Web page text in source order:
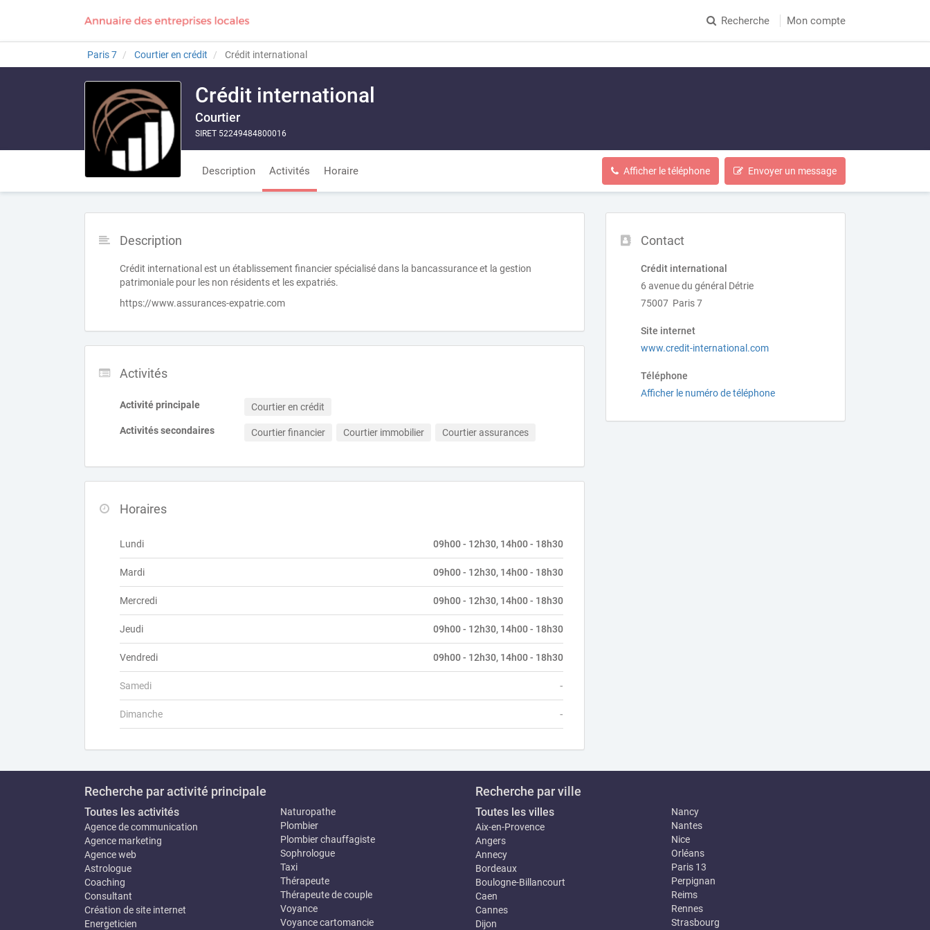
Recherche Mon compte
Paris 7 Courtier en crédit Crédit international
Crédit international
Courtier
SIRET 52249484800016
Description Activités Horaire Afficher le téléphone Envoyer un message
Contact
Crédit international
6 avenue du général Détrie
75007 Paris 7
Site internet
www.credit-international.com
Téléphone
Afficher le numéro de téléphone
Description
Crédit international est un établissement financier spécialisé dans la bancassurance et la gestion
patrimoniale pour les non résidents et les expatriés.
https://www.assurances-expatrie.com
Activités
Activité principale Courtier en crédit
Activités secondaires Courtier financier Courtier immobilier Courtier assurances
Horaires
Lundi 09h00 - 12h30, 14h00 - 18h30
Mardi 09h00 - 12h30, 14h00 - 18h30
Mercredi 09h00 - 12h30, 14h00 - 18h30
Jeudi 09h00 - 12h30, 14h00 - 18h30
Vendredi 09h00 - 12h30, 14h00 - 18h30
Samedi -
Dimanche -
Recherche par activité principale
Toutes les activités
Agence de communication
Agence marketing
Agence web
Astrologue
Coaching
Consultant
Création de site internet
Energeticien
Naturopathe
Plombier
Plombier chauffagiste
Sophrologue
Taxi
Thérapeute
Thérapeute de couple
Voyance
Voyance cartomancie
Recherche par ville
Toutes les villes
Aix-en-Provence
Angers
Annecy
Bordeaux
Boulogne-Billancourt
Caen
Cannes
Dijon
Nancy
Nantes
Nice
Orléans
Paris 13
Perpignan
Reims
Rennes
Strasbourg